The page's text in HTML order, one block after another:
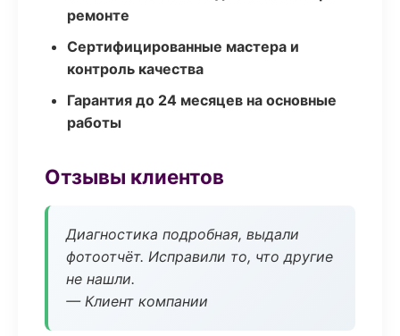
ремонте
Сертифицированные мастера и
контроль качества
Гарантия до 24 месяцев на основные
работы
Отзывы клиентов
Диагностика подробная, выдали
фотоотчёт. Исправили то, что другие
не нашли.
— Клиент компании